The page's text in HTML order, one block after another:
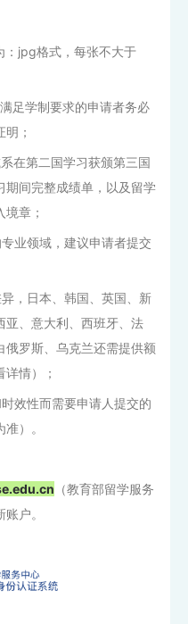
：jpg格式，每张不大于
足学制要求的申请者务必
；
在第二国学习获颁第三国
期间完整成绩单，以及留学
章；
业领域，建议申请者提交
，日本、韩国、英国、新
亚、意大利、西班牙、法
俄罗斯、乌克兰还需提供额
情）；
效性而需要申请人提交的
）。
（教育部留学服务
户。